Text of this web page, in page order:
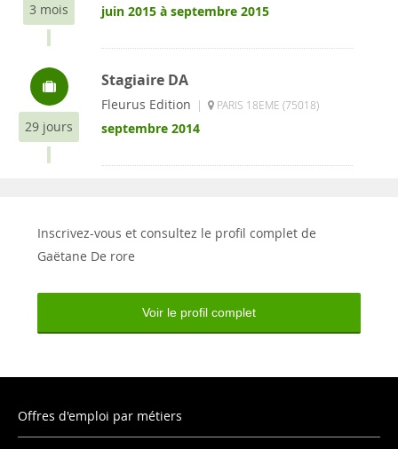
3 mois juin 2015 à septembre 2015
29 jours
Stagiaire DA
Fleurus Edition | PARIS 18EME (75018)
septembre 2014
Inscrivez-vous et consultez le profil complet de
Gaëtane De rore
Voir le profil complet
Offres d'emploi par métiers